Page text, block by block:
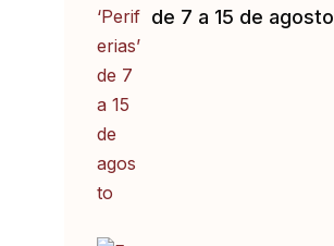
de 7 a 15 de agosto